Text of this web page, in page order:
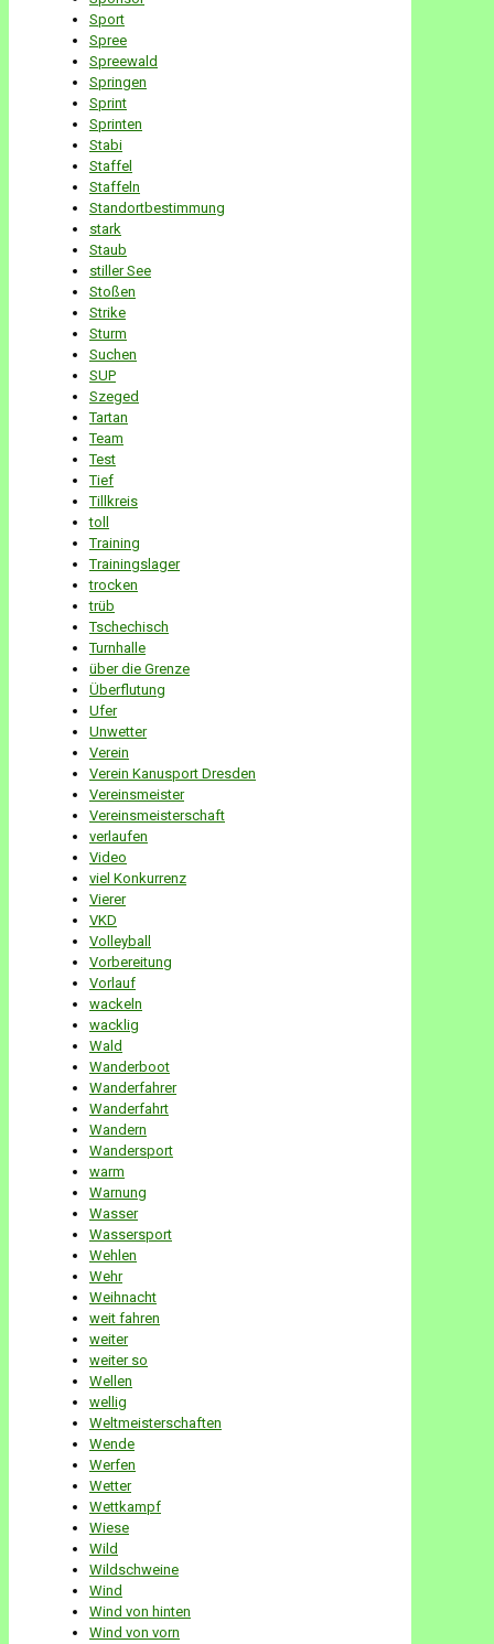
Sport
Spree
Spreewald
Springen
Sprint
Sprinten
Stabi
Staffel
Staffeln
Standortbestimmung
stark
Staub
stiller See
Stoßen
Strike
Sturm
Suchen
SUP
Szeged
Tartan
Team
Test
Tief
Tillkreis
toll
Training
Trainingslager
trocken
trüb
Tschechisch
Turnhalle
über die Grenze
Überflutung
Ufer
Unwetter
Verein
Verein Kanusport Dresden
Vereinsmeister
Vereinsmeisterschaft
verlaufen
Video
viel Konkurrenz
Vierer
VKD
Volleyball
Vorbereitung
Vorlauf
wackeln
wacklig
Wald
Wanderboot
Wanderfahrer
Wanderfahrt
Wandern
Wandersport
warm
Warnung
Wasser
Wassersport
Wehlen
Wehr
Weihnacht
weit fahren
weiter
weiter so
Wellen
wellig
Weltmeisterschaften
Wende
Werfen
Wetter
Wettkampf
Wiese
Wild
Wildschweine
Wind
Wind von hinten
Wind von vorn